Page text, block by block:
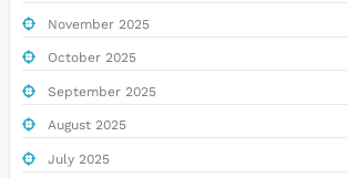
November 2025
October 2025
September 2025
August 2025
July 2025